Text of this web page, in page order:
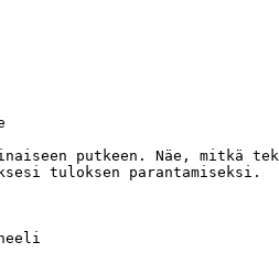
putkeen. Näe,
tuloksen parantamiseksi.